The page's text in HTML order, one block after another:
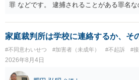
罪 などです。 逮捕されることがある罪名
家庭裁判所は学校に連絡するか、そ
#不同意わいせつ #加害者（未成年） #不起訴 #
2026年8月4日